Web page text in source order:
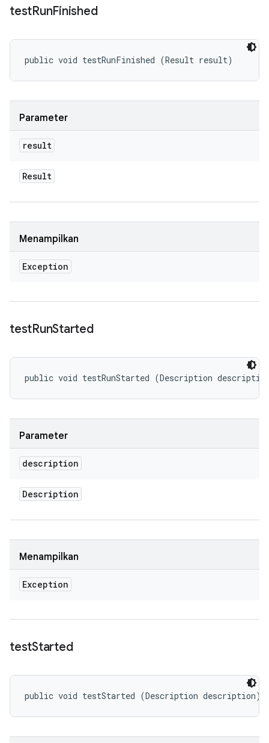
testRunFinished
public void testRunFinished (Result result)
Parameter
result
Result
Menampilkan
Exception
testRunStarted
public void testRunStarted (Description
Parameter
description
Description
Menampilkan
Exception
testStarted
public void testStarted (Description description)